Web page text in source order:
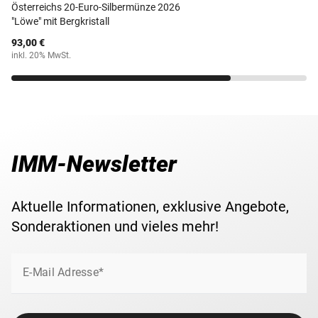
Österreichs 20-Euro-Silbermünze 2026
"Löwe" mit Bergkristall
93,00 €
inkl. 20% MwSt.
IMM-Newsletter
Aktuelle Informationen, exklusive Angebote,
Sonderaktionen und vieles mehr!
E-Mail Adresse*